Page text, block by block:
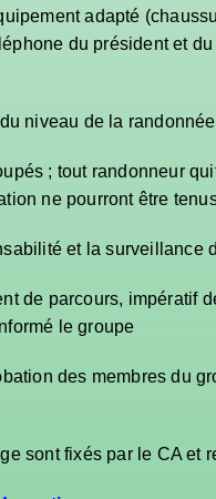
adapté
du président et
niveau de la
; tout randonneur
ne pourront être
et la surveillance
de parcours, impératif
le groupe
des membres du
sont fixés par le CA et